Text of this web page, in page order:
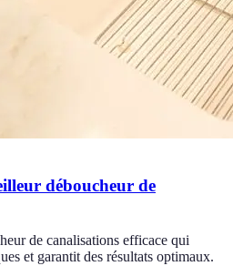
déboucheur de
de canalisations efficace qui
et garantit des résultats optimaux.